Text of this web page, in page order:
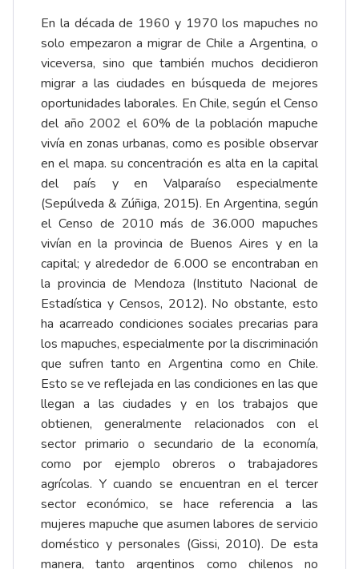
En la década de 1960 y 1970 los mapuches no
solo empezaron a migrar de Chile a Argentina, o
viceversa, sino que también muchos decidieron
migrar a las ciudades en búsqueda de mejores
oportunidades laborales. En Chile, según el Censo
del año 2002 el 60% de la población mapuche
vivía en zonas urbanas, como es posible observar
en el mapa. su concentración es alta en la capital
del país y en Valparaíso especialmente
(Sepúlveda & Zúñiga, 2015). En Argentina, según
el Censo de 2010 más de 36.000 mapuches
vivían en la provincia de Buenos Aires y en la
capital; y alrededor de 6.000 se encontraban en
la provincia de Mendoza (Instituto Nacional de
Estadística y Censos, 2012). No obstante, esto
ha acarreado condiciones sociales precarias para
los mapuches, especialmente por la discriminación
que sufren tanto en Argentina como en Chile.
Esto se ve reflejada en las condiciones en las que
llegan a las ciudades y en los trabajos que
obtienen, generalmente relacionados con el
sector primario o secundario de la economía,
como por ejemplo obreros o trabajadores
agrícolas. Y cuando se encuentran en el tercer
sector económico, se hace referencia a las
mujeres mapuche que asumen labores de servicio
doméstico y personales (Gissi, 2010). De esta
manera, tanto argentinos como chilenos no